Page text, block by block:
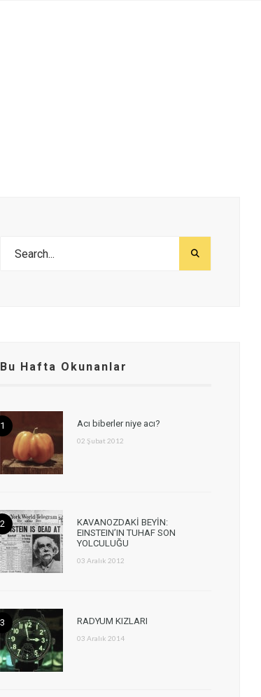
Bu Hafta Okunanlar
Acı biberler niye acı?
02 Şubat 2012
KAVANOZDAKİ BEYİN:
EINSTEIN’IN TUHAF SON
YOLCULUĞU
03 Aralık 2012
RADYUM KIZLARI
03 Aralık 2014